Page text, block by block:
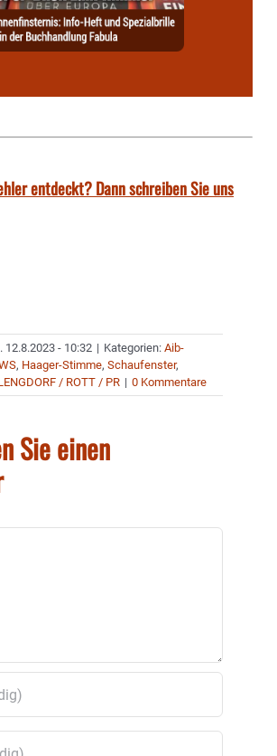
entdeckt? Dann schreiben Sie uns
12.8.2023 - 10:32 | Kategorien: Aib-
, Haager-Stimme, Schaufenster,
/ ROTT / PR | 0 Kommentare
Sie einen